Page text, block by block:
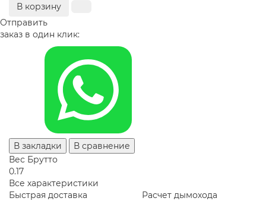
В корзину
Отправить
заказ в один клик:
В закладки
В сравнение
Вес Брутто
0.17
Все характеристики
Быстрая доставка
Расчет дымохода